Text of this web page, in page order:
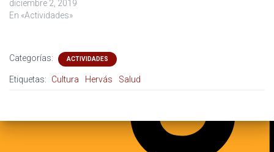
diciembre 2, 2019
En «Actividades»
Categorías: ACTIVIDADES
Etiquetas: Cultura Hervás Salud